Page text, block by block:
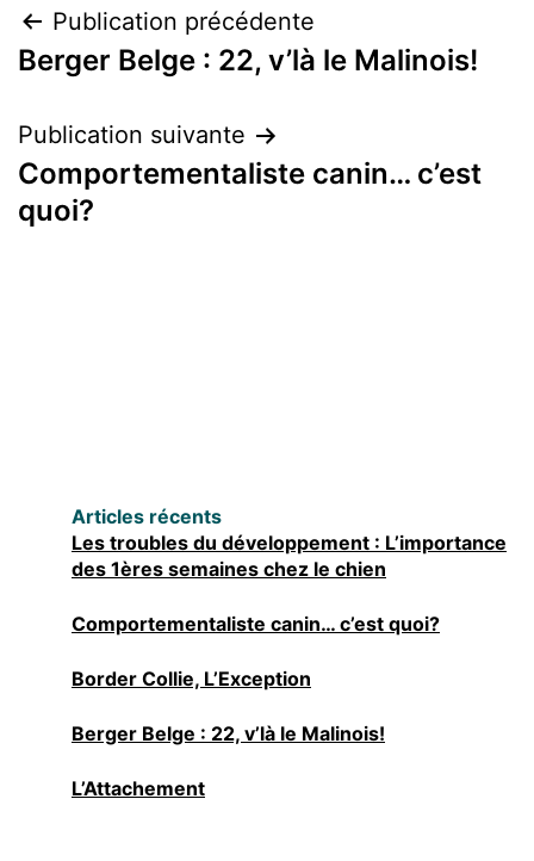
Navigation
de
l’article
Publication précédente
Berger Belge : 22, v’là le Malinois!
Publication suivante
Comportementaliste canin… c’est
quoi?
Articles récents
Les troubles du développement : L’importance
des 1ères semaines chez le chien
Comportementaliste canin… c’est quoi?
Border Collie, L’Exception
Berger Belge : 22, v’là le Malinois!
L’Attachement